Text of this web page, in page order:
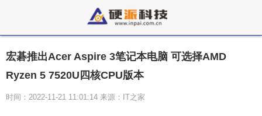
宏碁推出Acer Aspire 3笔记本电脑 可选择AMD
Ryzen 5 7520U四核CPU版本
时间：2022-11-21 11:01:14 来源：IT之家